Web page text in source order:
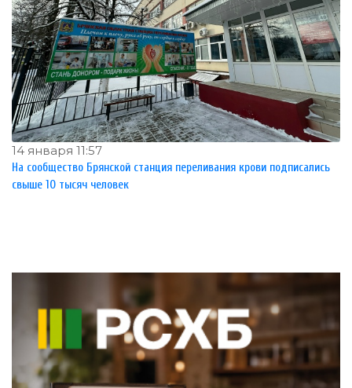
14 января 11:57
На сообщество Брянской станция переливания крови подписались
свыше 10 тысяч человек